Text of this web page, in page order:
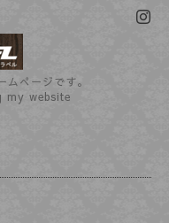
ぺージです。
website